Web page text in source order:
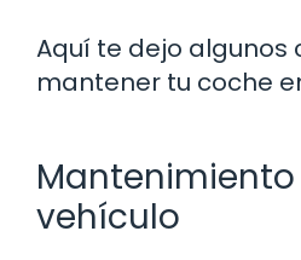
Aquí te dejo algunos
mantener tu coche
vehículo